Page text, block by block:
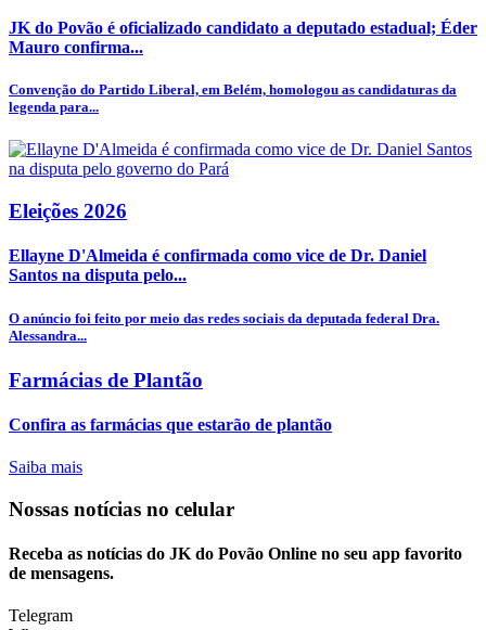
JK do Povão é oficializado candidato a deputado estadual; Éder
Mauro confirma...
Convenção do Partido Liberal, em Belém, homologou as candidaturas da
legenda para...
Eleições 2026
Ellayne D'Almeida é confirmada como vice de Dr. Daniel
Santos na disputa pelo...
O anúncio foi feito por meio das redes sociais da deputada federal Dra.
Alessandra...
Farmácias de Plantão
Confira as farmácias que estarão de plantão
Saiba mais
Nossas notícias no celular
Receba as notícias do JK do Povão Online no seu app favorito
de mensagens.
Telegram